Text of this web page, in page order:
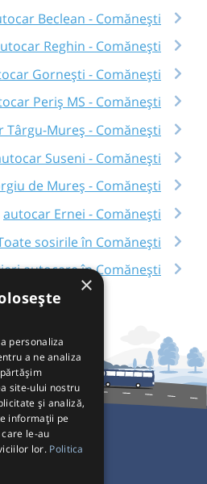
Beclean - Comănești
Reghin - Comănești
Gornești - Comănești
Periș MS - Comănești
Târgu-Mureș - Comănești
Suseni - Comănești
de Mureș - Comănești
autocar Ernei - Comănești
sosirile în Comănești
autocare în Comănești
Călători
×
personaliza
a ne analiza
site-ului nostru
și analiză,
informații pe
le-au
lor. Politica